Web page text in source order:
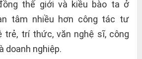
thế giới và kiều bào ta ở
tâm nhiều hơn công tác tư
trẻ, trí thức, văn nghệ sĩ, công
doanh nghiệp.